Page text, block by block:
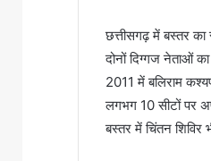
छत्तीसगढ़ में बस्तर
दोनों दिग्गज नेताओं
2011 में बलिराम
लगभग 10 सीटों पर
बस्तर में चिंतन शिविर